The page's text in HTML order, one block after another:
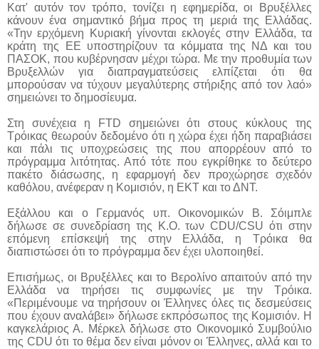
Κατ' αυτόν τον τρόπο, τονίζει η εφημερίδα, οι Βρυξέλλες
κάνουν ένα σημαντικό βήμα προς τη μεριά της Ελλάδας.
«Την ερχόμενη Κυριακή γίνονται εκλογές στην Ελλάδα, τα
κράτη της ΕΕ υποστηρίζουν τα κόμματα της ΝΔ και του
ΠΑΣΟΚ, που κυβέρνησαν μέχρι τώρα. Με την προθυμία των
Βρυξελλών για διαπραγματεύσεις ελπίζεται ότι θα
μπορούσαν να τύχουν μεγαλύτερης στήριξης από τον λαό»
σημειώνει το δημοσίευμα.
Στη συνέχεια η FTD σημειώνει ότι στους κύκλους της
Τρόικας θεωρούν δεδομένο ότι η χώρα έχει ήδη παραβιάσει
και πάλι τις υποχρεώσεις της που απορρέουν από το
πρόγραμμα λιτότητας. Από τότε που εγκρίθηκε το δεύτερο
πακέτο διάσωσης, η εφαρμογή δεν προχώρησε σχεδόν
καθόλου, ανέφεραν η Κομισιόν, η ΕΚΤ και το ΔΝΤ.
Εξάλλου και ο Γερμανός υπ. Οικονομικών Β. Σόιμπλε
δήλωσε σε συνεδρίαση της Κ.Ο. των CDU/CSU ότι στην
επόμενη επίσκεψή της στην Ελλάδα, η Τρόικα θα
διαπιστώσει ότι το πρόγραμμα δεν έχει υλοποιηθεί.
Επισήμως, οι Βρυξέλλες και το Βερολίνο απαιτούν από την
Ελλάδα να τηρήσει τις συμφωνίες με την Τρόικα.
«Περιμένουμε να τηρήσουν οι Έλληνες όλες τις δεσμεύσεις
που έχουν αναλάβει» δήλωσε εκπρόσωπος της Κομισιόν. Η
καγκελάριος Α. Μέρκελ δήλωσε στο Οικονομικό Συμβούλιο
της CDU ότι το θέμα δεν είναι μόνον οι Έλληνες, αλλά και το